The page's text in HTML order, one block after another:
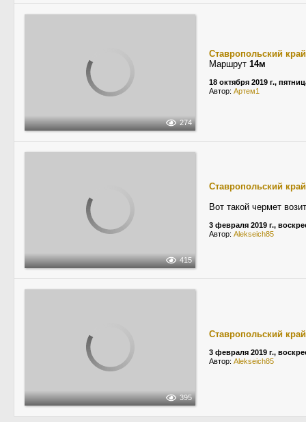
274
Ставропольский край
Маршрут 14м
18 октября 2019 г.,
Автор: Артем1
415
Ставропольский край
Вот такой чермет
3 февраля 2019 г.,
Автор: Alekseich85
395
Ставропольский край
3 февраля 2019 г.,
Автор: Alekseich85